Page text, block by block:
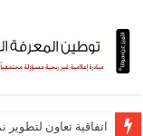
اتفاقية تعاون